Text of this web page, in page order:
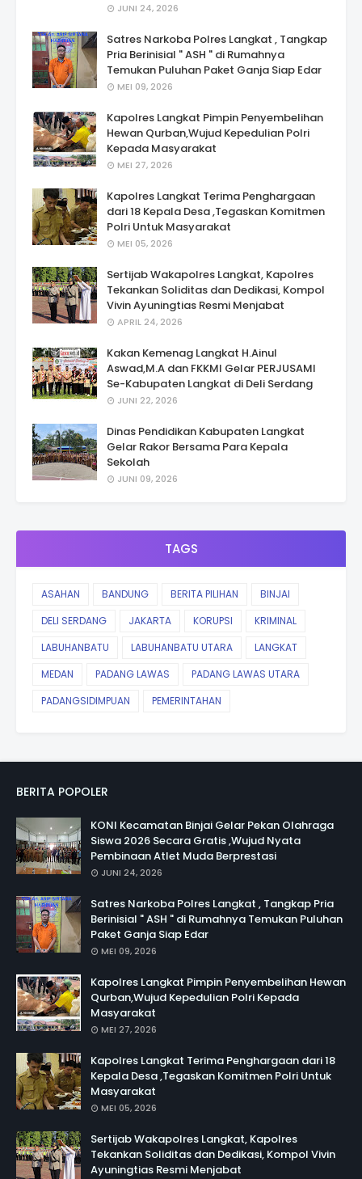
JUNI 24, 2026
Satres Narkoba Polres Langkat , Tangkap
Pria Berinisial " ASH " di Rumahnya
Temukan Puluhan Paket Ganja Siap Edar
MEI 09, 2026
Kapolres Langkat Pimpin Penyembelihan
Hewan Qurban,Wujud Kepedulian Polri
Kepada Masyarakat
MEI 27, 2026
Kapolres Langkat Terima Penghargaan
dari 18 Kepala Desa ,Tegaskan Komitmen
Polri Untuk Masyarakat
MEI 05, 2026
Sertijab Wakapolres Langkat, Kapolres
Tekankan Soliditas dan Dedikasi, Kompol
Vivin Ayuningtias Resmi Menjabat
APRIL 24, 2026
Kakan Kemenag Langkat H.Ainul
Aswad,M.A dan FKKMI Gelar PERJUSAMI
Se-Kabupaten Langkat di Deli Serdang
JUNI 22, 2026
Dinas Pendidikan Kabupaten Langkat
Gelar Rakor Bersama Para Kepala
Sekolah
JUNI 09, 2026
TAGS
ASAHAN BANDUNG BERITA PILIHAN
BINJAI
DELI SERDANG
JAKARTA KORUPSI
KRIMINAL
LABUHANBATU
LABUHANBATU UTARA
LANGKAT
MEDAN
PADANG LAWAS
PADANG LAWAS UTARA
PADANGSIDIMPUAN
PEMERINTAHAN
BERITA POPOLER
KONI Kecamatan Binjai Gelar Pekan Olahraga
Siswa 2026 Secara Gratis ,Wujud Nyata
Pembinaan Atlet Muda Berprestasi
JUNI 24, 2026
Satres Narkoba Polres Langkat , Tangkap Pria
Berinisial " ASH " di Rumahnya Temukan Puluhan
Paket Ganja Siap Edar
MEI 09, 2026
Kapolres Langkat Pimpin Penyembelihan Hewan
Qurban,Wujud Kepedulian Polri Kepada
Masyarakat
MEI 27, 2026
Kapolres Langkat Terima Penghargaan dari 18
Kepala Desa ,Tegaskan Komitmen Polri Untuk
Masyarakat
MEI 05, 2026
Sertijab Wakapolres Langkat, Kapolres
Tekankan Soliditas dan Dedikasi, Kompol Vivin
Ayuningtias Resmi Menjabat